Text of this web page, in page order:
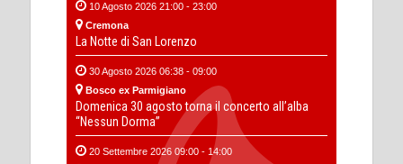
10 Agosto 2026 21:00 - 23:00
Cremona
La Notte di San Lorenzo
30 Agosto 2026 06:38 - 09:00
Bosco ex Parmigiano
Domenica 30 agosto torna il concerto all’alba
“Nessun Dorma”
20 Settembre 2026 09:00 - 14:00